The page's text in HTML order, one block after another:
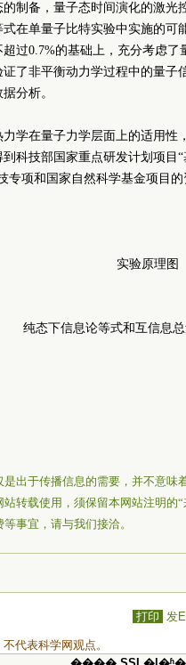
制备，量子态时间演化的激
在单量子比特实验中实施的
过0.7%的基础上，充分考虑
了非平衡动力学过程中的量子
分析。
学在量子力学层面上的适用性
科技部国家重点研发计划项目
专项和国家自然科学基金项目
实验原理图
纯态下信息论等式和互信息
出于传播信息的需要，并不意味
转载使用，须保留本网站注明的
事宜，请与我们接洽。
打印 发
代表科学网观点。